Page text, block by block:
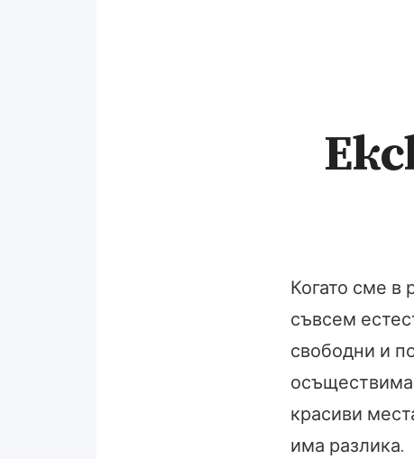
Когато сме в
съвсем
свободни и
красиви
има разлика.